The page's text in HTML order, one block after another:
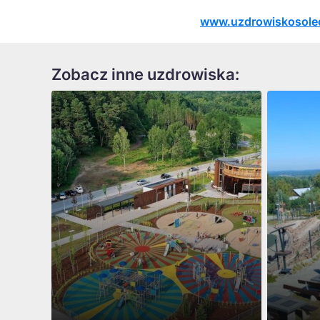
Zobacz inne uzdrowiska: